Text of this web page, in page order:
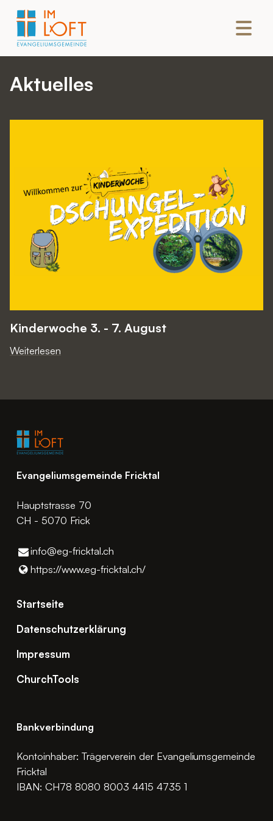
Aktuelles
Kinderwoche 3. - 7. August
Weiterlesen
Evangeliumsgemeinde Fricktal
Hauptstrasse 70
CH - 5070 Frick
info@​eg-fricktal.​ch
https://www.​eg-fricktal.​ch/
Startseite
Datenschutzerklärung
Impressum
ChurchTools
Bankverbindung
Kontoinhaber: Trägerverein der Evangeliumsgemeinde
Fricktal
IBAN: CH78 8080 8003 4415 4735 1